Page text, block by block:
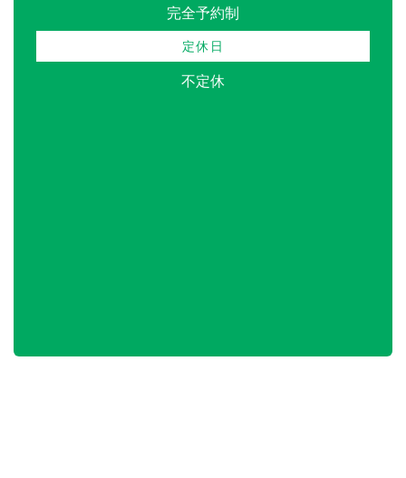
完全予約制
定休日
不定休